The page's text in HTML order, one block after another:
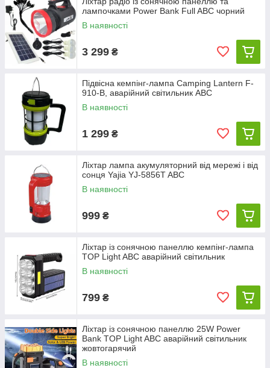
лампочками Power Bank Full ABC чорний
В наявності
3 299 ₴
Підвісна кемпінг-лампа Camping Lantern F-
910-B, аварійний світильник ABC
В наявності
1 299 ₴
Ліхтар лампа акумуляторний від мережі і від
сонця Yajia YJ-5856T ABC
В наявності
999 ₴
Ліхтар із сонячною панеллю кемпінг-лампа
TOP Light ABC аварійний світильник
В наявності
799 ₴
Ліхтар із сонячною панеллю 25W Power
Bank TOP Light ABC аварійний світильник
жовтогарячий
В наявності